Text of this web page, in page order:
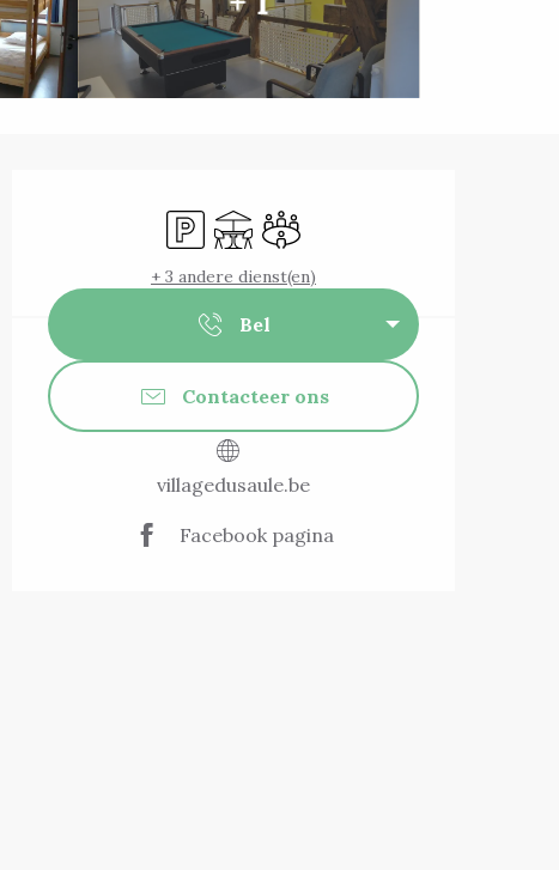
Openingstijden
Parkeerplaats
TerrasVergaderzaal
+ 3 andere dienst(en)
Bel
Contacteer ons
villagedusaule.be
Facebook pagina